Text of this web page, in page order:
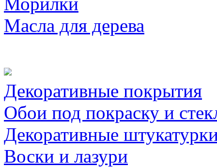
Масла для дерева
Декоративные покрытия
Обои под покраску и
Декоративные
Воски и лазури